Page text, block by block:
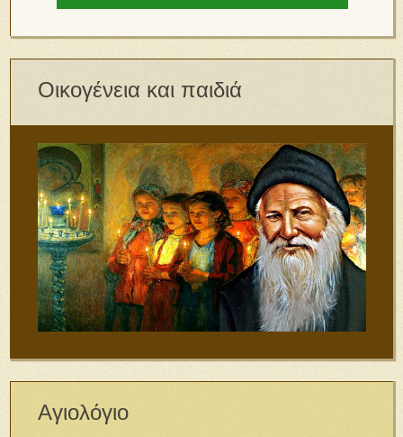
Οικογένεια και παιδιά
Αγιολόγιο